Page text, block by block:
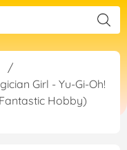
/
Girl - Yu-Gi-Oh!
Hobby)